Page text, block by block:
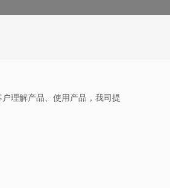
理解产品、使用产品，我司提